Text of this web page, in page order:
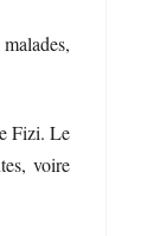
Fizi. Le
voire